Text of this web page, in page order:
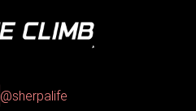
@sherpalife